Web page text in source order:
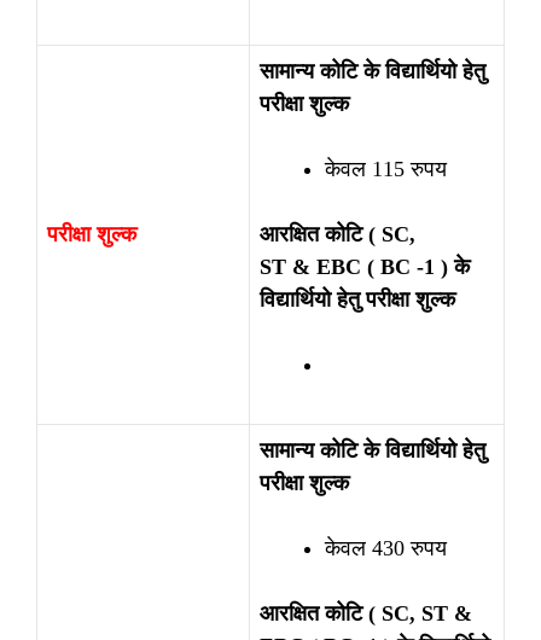
परीक्षा शुल्क
सामान्य कोटि के विद्यार्थियो हेतु
परीक्षा शुल्क
केवल 115 रुपय
आरक्षित कोटि ( SC,
ST & EBC ( BC -1 ) के
विद्यार्थियो हेतु परीक्षा शुल्क
सामान्य कोटि के विद्यार्थियो हेतु
परीक्षा शुल्क
केवल 430 रुपय
आरक्षित कोटि ( SC, ST &